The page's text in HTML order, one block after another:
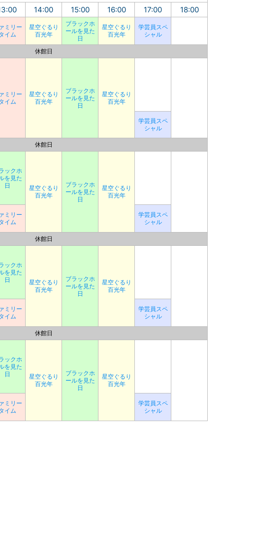
14:00 15:00 16:00 17:00 18:00
ミリー
イム
星空ぐるり
百光年
ブラックホ
ールを見た
日
星空ぐるり
百光年
学芸員スペ
シャル
休館日
ミリー
イム
星空ぐるり
百光年
ブラックホ
ールを見た
日
星空ぐるり
百光年
学芸員スペ
シャル
休館日
ックホ
を見た
日
星空ぐるり
百光年
ブラックホ
ールを見た
日
星空ぐるり
百光年
ミリー
イム
学芸員スペ
シャル
休館日
ックホ
を見た
日
星空ぐるり
百光年
ブラックホ
ールを見た
日
星空ぐるり
百光年
ミリー
イム
学芸員スペ
シャル
休館日
ックホ
を見た
日
星空ぐるり
百光年
ブラックホ
ールを見た
日
星空ぐるり
百光年
ミリー
イム
学芸員スペ
シャル